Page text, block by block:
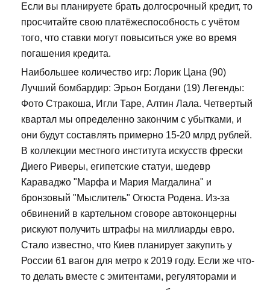
Если вы планируете брать долгосрочный кредит, то
просчитайте свою платёжеспособность с учётом
того, что ставки могут повыситься уже во время
погашения кредита.
Наибольшее количество игр: Лорик Цана (90)
Лучший бомбардир: Эрьон Богдани (19) Легенды:
Фото Стракоша, Игли Таре, Алтин Лала. Четвертый
квартал мы определенно закончим с убытками, и
они будут составлять примерно 15-20 млрд рублей.
В коллекции местного института искусств фрески
Диего Риверы, египетские статуи, шедевр
Караваджо "Марфа и Мария Магдалина" и
бронзовый "Мыслитель" Огюста Родена. Из-за
обвинений в картельном сговоре автоконцерны
рискуют получить штрафы на миллиарды евро.
Стало известно, что Киев планирует закупить у
России 61 вагон для метро к 2019 году. Если же что-
то делать вместе с эмитентами, регуляторами и